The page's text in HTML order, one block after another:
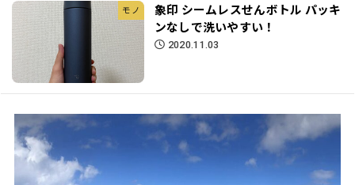
モノ
象印 シームレスせんボトル パッキ
ンなしで洗いやすい！
2020.11.03